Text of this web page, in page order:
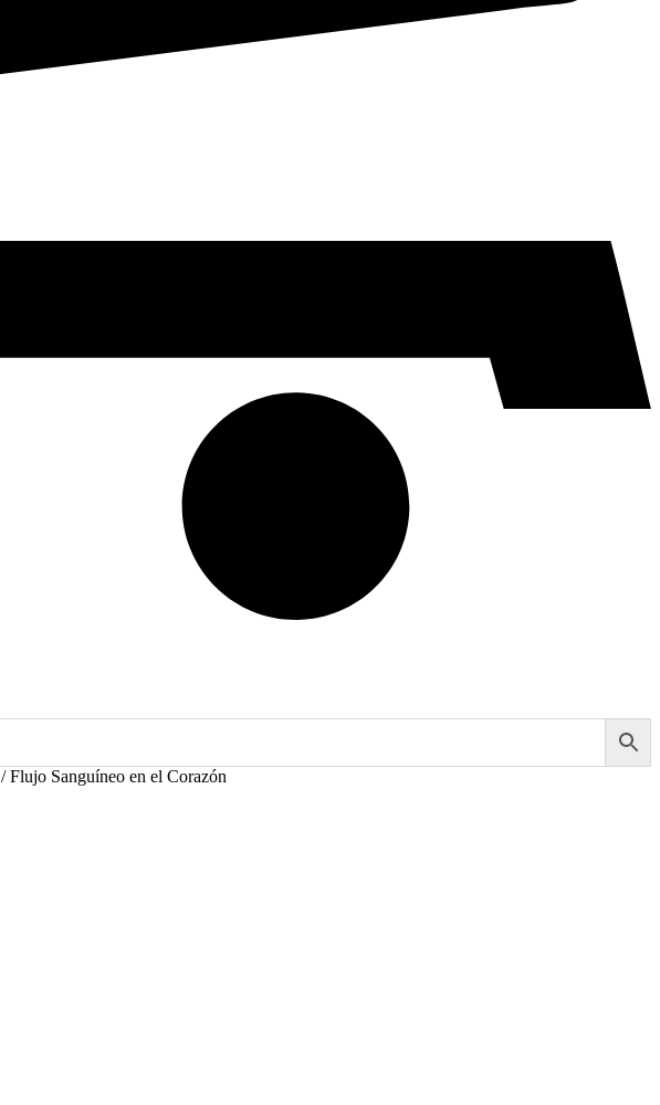
/ Flujo Sanguíneo en el Corazón